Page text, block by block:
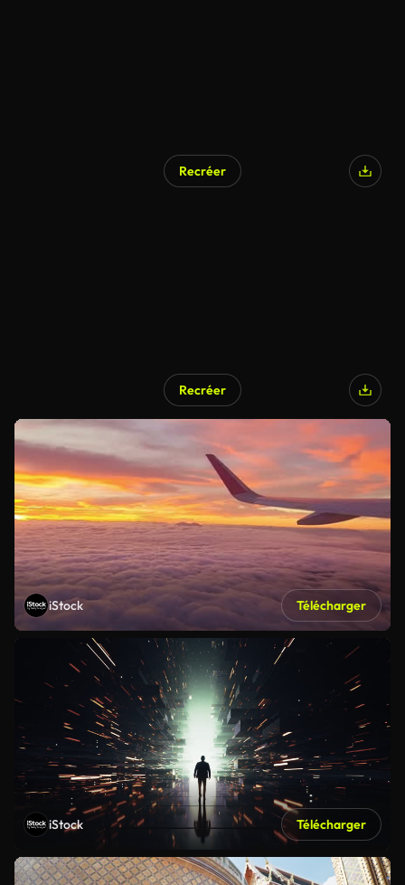
Recréer
Recréer
iStock Télécharger
iStock Télécharger